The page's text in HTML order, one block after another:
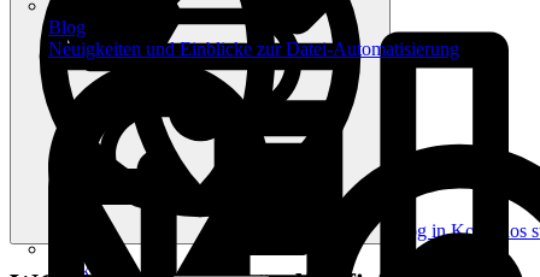
Workflows
Blog
Neuigkeiten und Einblicke zur Datei-Automatisierung
Log inKostenlos